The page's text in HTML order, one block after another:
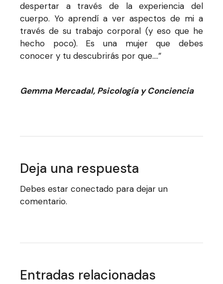
despertar a través de la experiencia del
cuerpo. Yo aprendí a ver aspectos de mi a
través de su trabajo corporal (y eso que he
hecho poco). Es una mujer que debes
conocer y tu descubrirás por que….”
Gemma Mercadal, Psicología y Conciencia
Deja una respuesta
Debes estar conectado para dejar un
comentario.
Entradas relacionadas